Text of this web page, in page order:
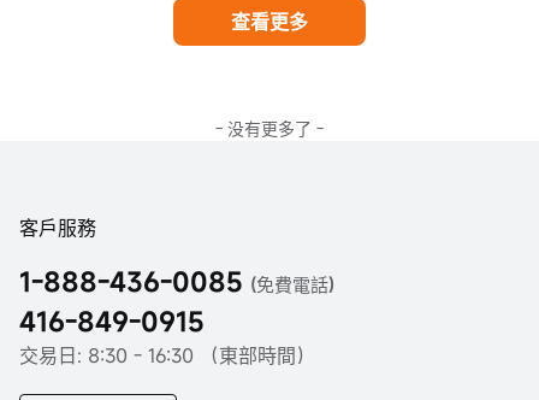
查看更多
- 没有更多了 -
客戶服務
1-888-436-0085 (免費電話)
416-849-0915
交易日: 8:30 - 16:30 （東部時間）